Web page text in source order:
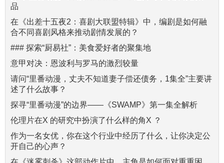
品
在《出差十五夜2：喜剧大联盟特辑》中，编剧是如何融
合不同喜剧风格来推动剧情发展的？
### 探索“厨易社”：美食爱好者的聚集地
意甲对决：恩波利与罗马的激烈较量
请问“里番动漫，丈夫不知道妻子偿还债务，1集全”主要讲
述了什么故事？
探寻“里番动漫”的边界——《SWAMP》第一集全解析
伦理片在X 的研究中扮演了什么样的角X ？
作为一名女优，你在这个行业中经历了什么，让你决定公
开自己的心声？